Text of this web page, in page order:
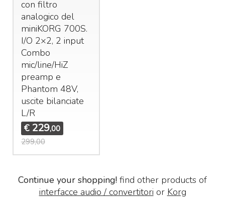
con filtro
analogico del
miniKORG 700S.
I/O 2×2, 2 input
Combo
mic/line/HiZ
preamp e
Phantom 48V,
uscite bilanciate
L/R
€ 229,00
299,00
Continue your shopping! find other products of
interfacce audio / convertitori or Korg